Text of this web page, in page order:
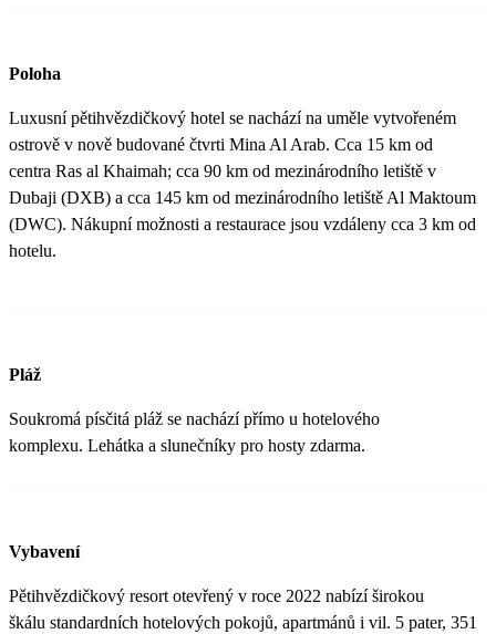
Poloha
Luxusní pětihvězdičkový hotel se nachází na uměle vytvořeném
ostrově v nově budované čtvrti Mina Al Arab. Cca 15 km od
centra Ras al Khaimah; cca 90 km od mezinárodního letiště v
Dubaji (DXB) a cca 145 km od mezinárodního letiště Al Maktoum
(DWC). Nákupní možnosti a restaurace jsou vzdáleny cca 3 km od
hotelu.
Pláž
Soukromá písčitá pláž se nachází přímo u hotelového
komplexu. Lehátka a slunečníky pro hosty zdarma.
Vybavení
Pětihvězdičkový resort otevřený v roce 2022 nabízí širokou
škálu standardních hotelových pokojů, apartmánů i vil. 5 pater, 351